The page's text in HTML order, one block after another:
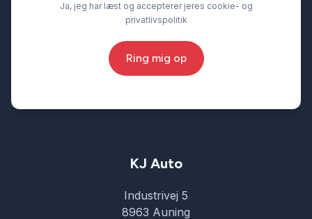
Ja, jeg har læst og accepterer jeres cookie- og
privatlivspolitik
Ring mig op
KJ Auto
Industrivej 5
8963 Auning